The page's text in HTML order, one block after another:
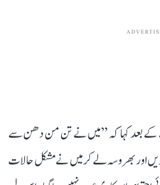
کے بعد کہا کہ ’’میں نے تن من دھن سے
اور بھروسہ لے کر میں نے مشکل حالات